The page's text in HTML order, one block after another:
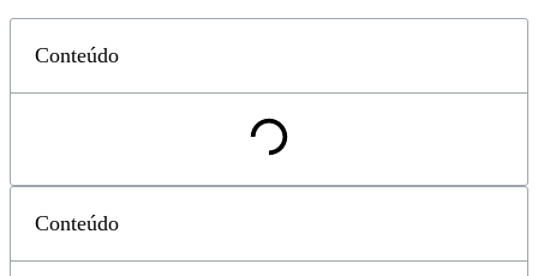
Conteúdo
Conteúdo